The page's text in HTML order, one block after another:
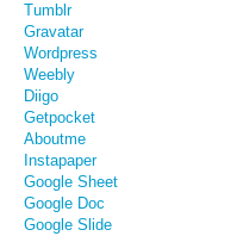
Tumblr
Gravatar
Wordpress
Weebly
Diigo
Getpocket
Aboutme
Instapaper
Google Sheet
Google Doc
Google Slide